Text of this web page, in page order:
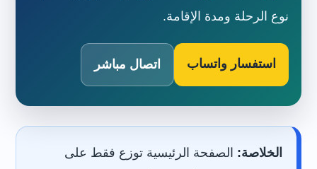
نوع الرحلة ومدة الإقامة.
استفسار واتساب اتصال مباشر
الخلاصة: الصفحة الرئيسية توزع فقط على